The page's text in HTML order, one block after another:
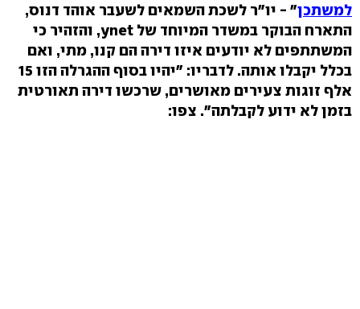
למשתכן" - יו"ר לשכת השמאים לשעבר אוהד דנוס,
התארח הבוקר במשדר המיוחד של ynet, והזהיר כי
המשתתפים לא יודעים איזו דירה הם קנו, מתי, ואם
בכלל יקבלו אותה. לדבריו: "יהיו בסוף ההגרלה הזו 15
אלף זוגות צעירים מאושרים, שרכשו דירה תאורטית
בזמן לא ידוע לקבלתה". צפו: